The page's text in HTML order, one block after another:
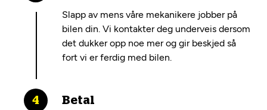
Slapp av mens våre mekanikere jobber på
bilen din. Vi kontakter deg underveis dersom
det dukker opp noe mer og gir beskjed så
fort vi er ferdig med bilen.
Betal